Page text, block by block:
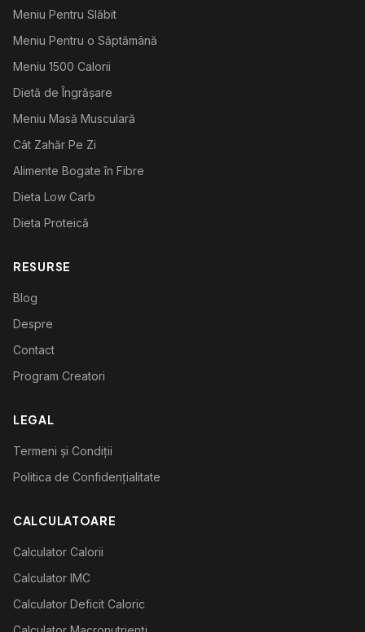
Meniu Pentru Slăbit
Meniu Pentru o Săptămână
Meniu 1500 Calorii
Dietă de Îngrășare
Meniu Masă Musculară
Cât Zahăr Pe Zi
Alimente Bogate în Fibre
Dieta Low Carb
Dieta Proteică
RESURSE
Blog
Despre
Contact
Program Creatori
LEGAL
Termeni și Condiții
Politica de Confidențialitate
CALCULATOARE
Calculator Calorii
Calculator IMC
Calculator Deficit Caloric